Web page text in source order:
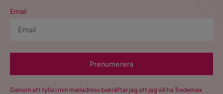
Email
Prenumerera
Genom att fylla i min mailadress bekräftar jag att jag vill ha Trademax